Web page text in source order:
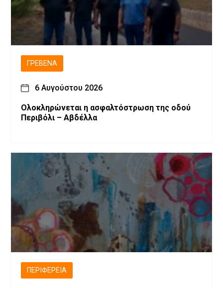
ΓΡΕΒΕΝΆ
6 Αυγούστου 2026
Ολοκληρώνεται η ασφαλτόστρωση της οδού
Περιβόλι – Αβδέλλα
ΠΕΡΙΦΈΡΕΙΑ